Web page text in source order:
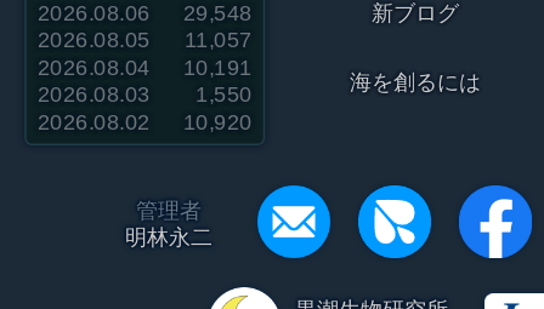
2026.08.06
29,548
2026.08.05
11,057
2026.08.04
10,191
2026.08.03
1,550
2026.08.02
10,920
新ブログ
海を創るには
管理者
明林永二